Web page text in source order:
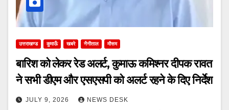
उत्तराखण्ड कुमाऊँ खबरे नैनीताल मौसम
बारिश को लेकर रेड अलर्ट, कुमाऊ कमिश्नर दीपक रावत
ने सभी डीएम और एसएसपी को अलर्ट रहने के दिए निर्देश
JULY 9, 2026 NEWS DESK